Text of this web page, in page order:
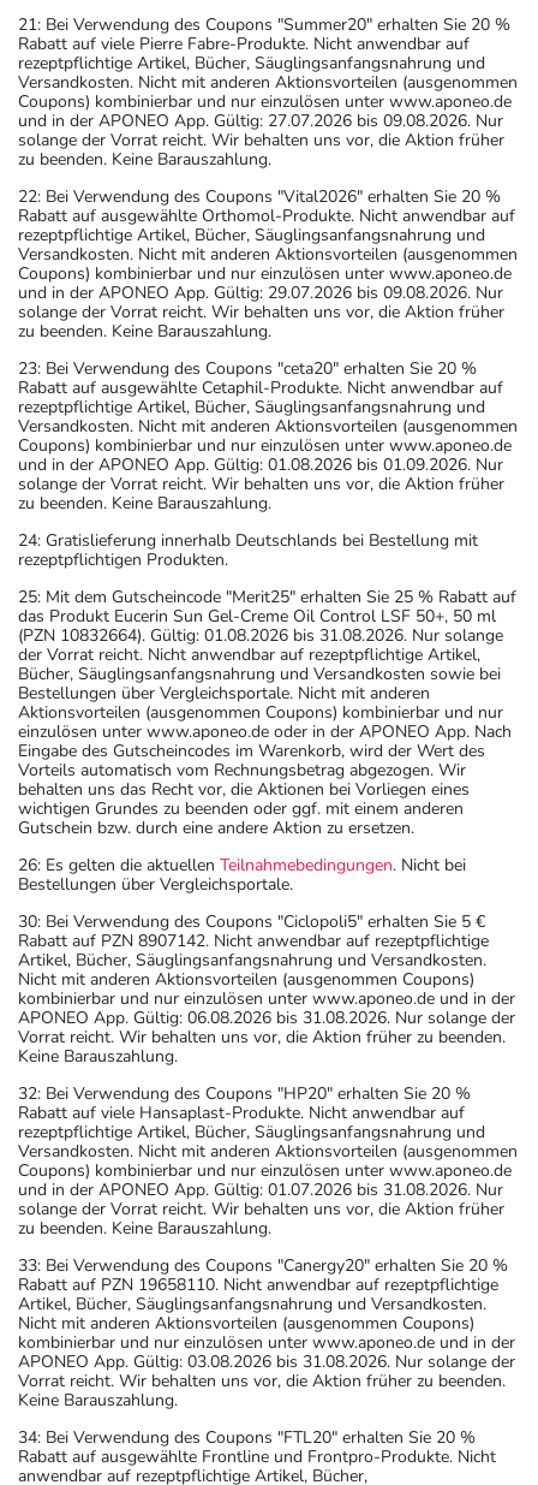
21: Bei Verwendung des Coupons "Summer20" erhalten Sie 20 %
Rabatt auf viele Pierre Fabre-Produkte. Nicht anwendbar auf
rezeptpflichtige Artikel, Bücher, Säuglingsanfangsnahrung und
Versandkosten. Nicht mit anderen Aktionsvorteilen (ausgenommen
Coupons) kombinierbar und nur einzulösen unter www.aponeo.de
und in der APONEO App. Gültig: 27.07.2026 bis 09.08.2026. Nur
solange der Vorrat reicht. Wir behalten uns vor, die Aktion früher
zu beenden. Keine Barauszahlung.
22: Bei Verwendung des Coupons "Vital2026" erhalten Sie 20 %
Rabatt auf ausgewählte Orthomol-Produkte. Nicht anwendbar auf
rezeptpflichtige Artikel, Bücher, Säuglingsanfangsnahrung und
Versandkosten. Nicht mit anderen Aktionsvorteilen (ausgenommen
Coupons) kombinierbar und nur einzulösen unter www.aponeo.de
und in der APONEO App. Gültig: 29.07.2026 bis 09.08.2026. Nur
solange der Vorrat reicht. Wir behalten uns vor, die Aktion früher
zu beenden. Keine Barauszahlung.
23: Bei Verwendung des Coupons "ceta20" erhalten Sie 20 %
Rabatt auf ausgewählte Cetaphil-Produkte. Nicht anwendbar auf
rezeptpflichtige Artikel, Bücher, Säuglingsanfangsnahrung und
Versandkosten. Nicht mit anderen Aktionsvorteilen (ausgenommen
Coupons) kombinierbar und nur einzulösen unter www.aponeo.de
und in der APONEO App. Gültig: 01.08.2026 bis 01.09.2026. Nur
solange der Vorrat reicht. Wir behalten uns vor, die Aktion früher
zu beenden. Keine Barauszahlung.
24: Gratislieferung innerhalb Deutschlands bei Bestellung mit
rezeptpflichtigen Produkten.
25: Mit dem Gutscheincode "Merit25" erhalten Sie 25 % Rabatt auf
das Produkt Eucerin Sun Gel-Creme Oil Control LSF 50+, 50 ml
(PZN 10832664). Gültig: 01.08.2026 bis 31.08.2026. Nur solange
der Vorrat reicht. Nicht anwendbar auf rezeptpflichtige Artikel,
Bücher, Säuglingsanfangsnahrung und Versandkosten sowie bei
Bestellungen über Vergleichsportale. Nicht mit anderen
Aktionsvorteilen (ausgenommen Coupons) kombinierbar und nur
einzulösen unter www.aponeo.de oder in der APONEO App. Nach
Eingabe des Gutscheincodes im Warenkorb, wird der Wert des
Vorteils automatisch vom Rechnungsbetrag abgezogen. Wir
behalten uns das Recht vor, die Aktionen bei Vorliegen eines
wichtigen Grundes zu beenden oder ggf. mit einem anderen
Gutschein bzw. durch eine andere Aktion zu ersetzen.
26: Es gelten die aktuellen Teilnahmebedingungen. Nicht bei
Bestellungen über Vergleichsportale.
30: Bei Verwendung des Coupons "Ciclopoli5" erhalten Sie 5 €
Rabatt auf PZN 8907142. Nicht anwendbar auf rezeptpflichtige
Artikel, Bücher, Säuglingsanfangsnahrung und Versandkosten.
Nicht mit anderen Aktionsvorteilen (ausgenommen Coupons)
kombinierbar und nur einzulösen unter www.aponeo.de und in der
APONEO App. Gültig: 06.08.2026 bis 31.08.2026. Nur solange der
Vorrat reicht. Wir behalten uns vor, die Aktion früher zu beenden.
Keine Barauszahlung.
32: Bei Verwendung des Coupons "HP20" erhalten Sie 20 %
Rabatt auf viele Hansaplast-Produkte. Nicht anwendbar auf
rezeptpflichtige Artikel, Bücher, Säuglingsanfangsnahrung und
Versandkosten. Nicht mit anderen Aktionsvorteilen (ausgenommen
Coupons) kombinierbar und nur einzulösen unter www.aponeo.de
und in der APONEO App. Gültig: 01.07.2026 bis 31.08.2026. Nur
solange der Vorrat reicht. Wir behalten uns vor, die Aktion früher
zu beenden. Keine Barauszahlung.
33: Bei Verwendung des Coupons "Canergy20" erhalten Sie 20 %
Rabatt auf PZN 19658110. Nicht anwendbar auf rezeptpflichtige
Artikel, Bücher, Säuglingsanfangsnahrung und Versandkosten.
Nicht mit anderen Aktionsvorteilen (ausgenommen Coupons)
kombinierbar und nur einzulösen unter www.aponeo.de und in der
APONEO App. Gültig: 03.08.2026 bis 31.08.2026. Nur solange der
Vorrat reicht. Wir behalten uns vor, die Aktion früher zu beenden.
Keine Barauszahlung.
34: Bei Verwendung des Coupons "FTL20" erhalten Sie 20 %
Rabatt auf ausgewählte Frontline und Frontpro-Produkte. Nicht
anwendbar auf rezeptpflichtige Artikel, Bücher,